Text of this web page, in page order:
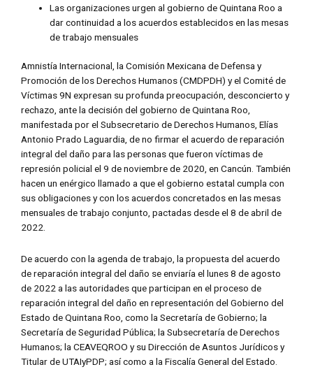
Las organizaciones urgen al gobierno de Quintana Roo a
dar continuidad a los acuerdos establecidos en las mesas
de trabajo mensuales
Amnistía Internacional, la Comisión Mexicana de Defensa y
Promoción de los Derechos Humanos (CMDPDH) y el Comité de
Víctimas 9N expresan su profunda preocupación, desconcierto y
rechazo, ante la decisión del gobierno de Quintana Roo,
manifestada por el Subsecretario de Derechos Humanos, Elías
Antonio Prado Laguardia, de no firmar el acuerdo de reparación
integral del daño para las personas que fueron víctimas de
represión policial el 9 de noviembre de 2020, en Cancún. También
hacen un enérgico llamado a que el gobierno estatal cumpla con
sus obligaciones y con los acuerdos concretados en las mesas
mensuales de trabajo conjunto, pactadas desde el 8 de abril de
2022.
De acuerdo con la agenda de trabajo, la propuesta del acuerdo
de reparación integral del daño se enviaría el lunes 8 de agosto
de 2022 a las autoridades que participan en el proceso de
reparación integral del daño en representación del Gobierno del
Estado de Quintana Roo, como la Secretaría de Gobierno; la
Secretaría de Seguridad Pública; la Subsecretaría de Derechos
Humanos; la CEAVEQROO y su Dirección de Asuntos Jurídicos y
Titular de UTAIyPDP; así como a la Fiscalía General del Estado.